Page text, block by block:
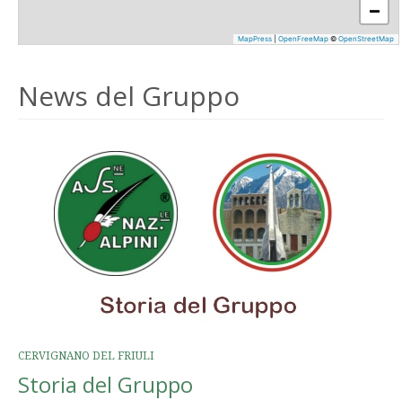
−
MapPress OpenFreeMap © OpenStreetMap
News del Gruppo
CERVIGNANO DEL FRIULI
Storia del Gruppo